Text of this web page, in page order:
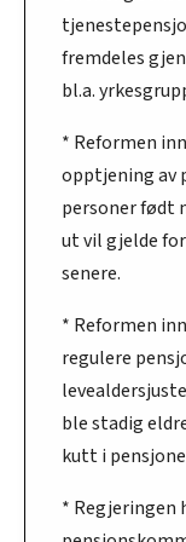
fremdeles
bl.a.
* Reformen
opptjening av
personer født
ut vil gjelde
senere.
* Reformen
regulere
ble stadig
kutt i
* Regjeringen